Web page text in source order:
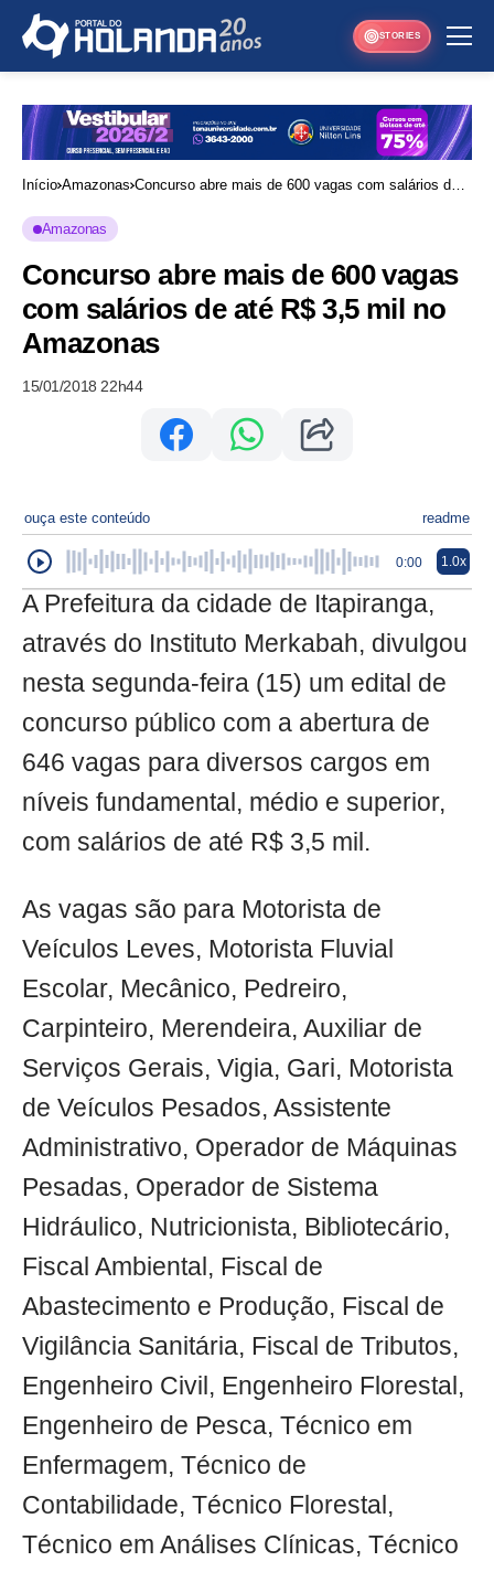
STORIES
Início Amazonas Concurso abre mais de 600 vagas com salários de
Amazonas
Concurso abre mais de 600 vagas
com salários de até R$ 3,5 mil no
Amazonas
15/01/2018 22h44
ouça este conteúdo readme
0:00 1.0x
A Prefeitura da cidade de Itapiranga,
através do Instituto Merkabah, divulgou
nesta segunda-feira (15) um edital de
concurso público com a abertura de
646 vagas para diversos cargos em
níveis fundamental, médio e superior,
com salários de até R$ 3,5 mil.
As vagas são para Motorista de
Veículos Leves, Motorista Fluvial
Escolar, Mecânico, Pedreiro,
Carpinteiro, Merendeira, Auxiliar de
Serviços Gerais, Vigia, Gari, Motorista
de Veículos Pesados, Assistente
Administrativo, Operador de Máquinas
Pesadas, Operador de Sistema
Hidráulico, Nutricionista, Bibliotecário,
Fiscal Ambiental, Fiscal de
Abastecimento e Produção, Fiscal de
Vigilância Sanitária, Fiscal de Tributos,
Engenheiro Civil, Engenheiro Florestal,
Engenheiro de Pesca, Técnico em
Enfermagem, Técnico de
Contabilidade, Técnico Florestal,
Técnico em Análises Clínicas, Técnico